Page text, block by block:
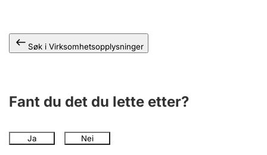
Søk i Virksomhetsopplysninger
Fant du det du lette etter?
Ja Nei